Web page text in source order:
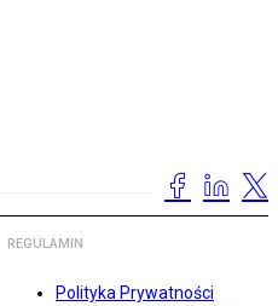
REGULAMIN
Polityka Prywatności